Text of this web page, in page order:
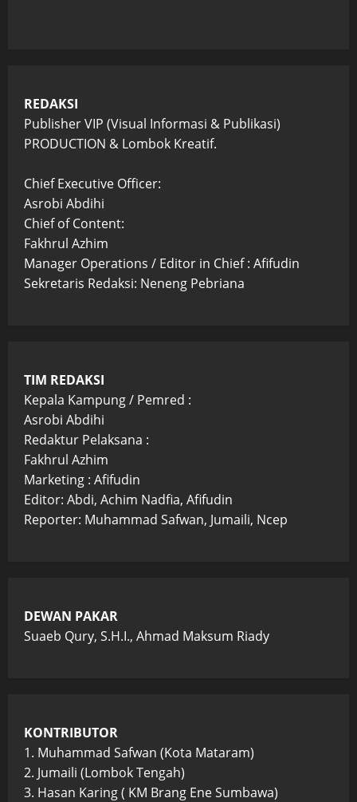
REDAKSI
Publisher VIP (Visual Informasi & Publikasi)
PRODUCTION & Lombok Kreatif.
Chief Executive Officer:
Asrobi Abdihi
Chief of Content:
Fakhrul Azhim
Manager Operations / Editor in Chief : Afifudin
Sekretaris Redaksi: Neneng Pebriana
TIM REDAKSI
Kepala Kampung / Pemred :
Asrobi Abdihi
Redaktur Pelaksana :
Fakhrul Azhim
Marketing : Afifudin
Editor: Abdi, Achim Nadfia, Afifudin
Reporter: Muhammad Safwan, Jumaili, Ncep
DEWAN PAKAR
Suaeb Qury, S.H.I., Ahmad Maksum Riady
KONTRIBUTOR
1. Muhammad Safwan (Kota Mataram)
2. Jumaili (Lombok Tengah)
3. Hasan Karing ( KM Brang Ene Sumbawa)